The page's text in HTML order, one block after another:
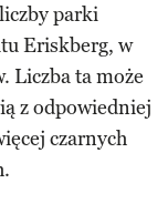
parki
Eriskberg, w
Liczba ta może
z odpowiedniej
czarnych